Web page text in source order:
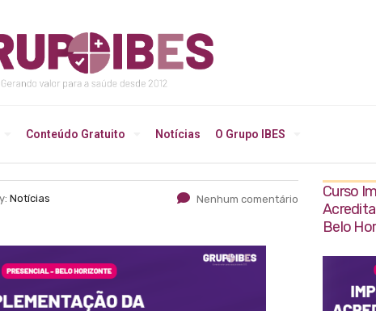
Conteúdo Gratuito Notícias O Grupo IBES
Notícias Nenhum comentário
Curso
Belo